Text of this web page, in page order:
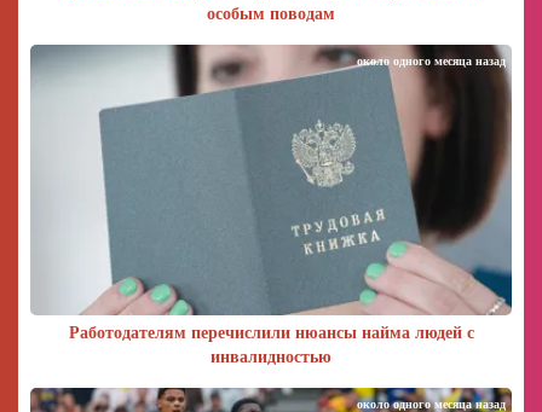
особым поводам
Работодателям перечислили нюансы найма людей с
инвалидностью
около одного месяца назад
около одного месяца назад